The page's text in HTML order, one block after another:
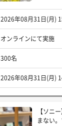
2026年08月31日(月)
オンラインにて実施
300名
2026年08月31日(月)
【ソニ
まない。